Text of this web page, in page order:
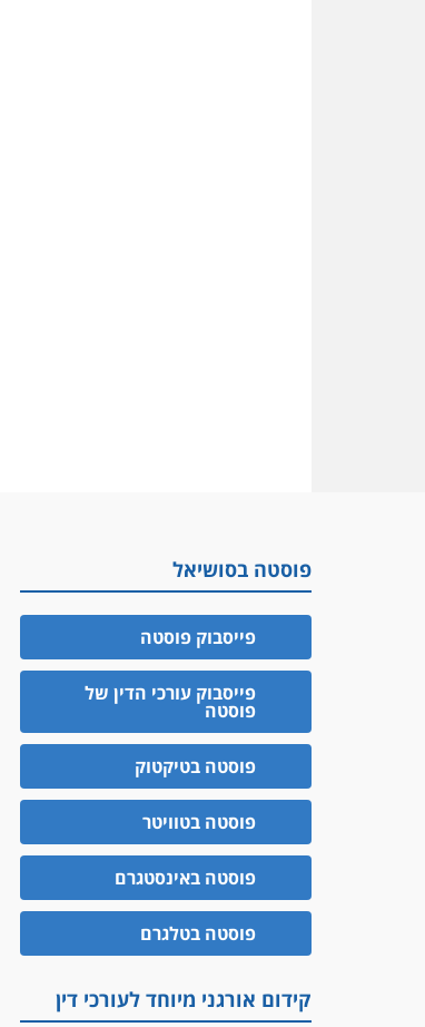
פוסטה בסושיאל
פייסבוק פוסטה
פייסבוק עורכי הדין של
פוסטה
פוסטה בטיקטוק
פוסטה בטוויטר
פוסטה באינסטגרם
פוסטה בטלגרם
קידום אורגני מיוחד לעורכי דין